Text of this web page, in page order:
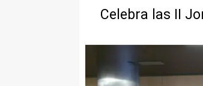
Celebra las II